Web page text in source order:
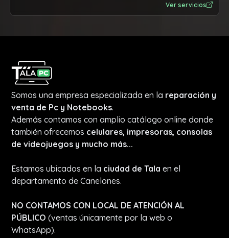
Ver servicios
Somos una empresa especializada en la reparación y
venta de Pc y Notebooks.
Además contamos con amplio catálogo online donde
también ofrecemos celulares, impresoras, consolas
de videojuegos y mucho más...
Estamos ubicados en la ciudad de Tala en el
departamento de Canelones.
NO CONTAMOS CON LOCAL DE ATENCIÓN AL
PÚBLICO (ventas únicamente por la web o
WhatsApp).